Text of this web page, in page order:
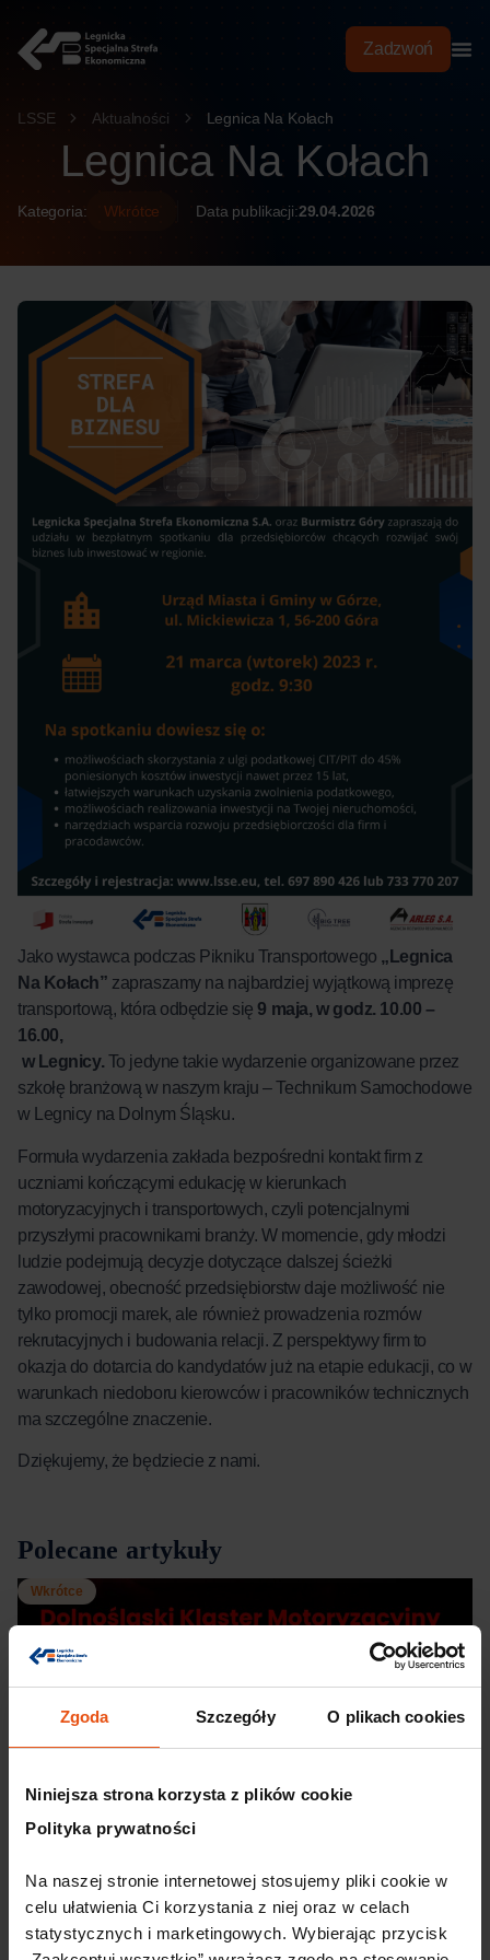
Zgoda Szczegóły O plikach cookies
Niniejsza strona korzysta z plików cookie
Polityka prywatności
Na naszej stronie internetowej stosujemy pliki cookie w
celu ułatwienia Ci korzystania z niej oraz w celach
statystycznych i marketingowych. Wybierając przycisk
treści
Zadzwoń
LSSE Aktualności Legnica Na Kołach
Legnica Na Kołach
Kategoria: Wkrótce Data publikacji:29.04.2026
Jako wystawca podczas Pikniku Transportowego „Legnica
Na Kołach” zapraszamy na najbardziej wyjątkową imprezę
transportową, która odbędzie się 9 maja, w godz. 10.00 –
16.00,
w Legnicy. To jedyne takie wydarzenie organizowane przez
szkołę branżową w naszym kraju – Technikum Samochodowe
w Legnicy na Dolnym Śląsku.
Formuła wydarzenia zakłada bezpośredni kontakt firm z
uczniami kończącymi edukację w kierunkach
motoryzacyjnych i transportowych, czyli potencjalnymi
przyszłymi pracownikami branży. W momencie, gdy młodzi
ludzie podejmują decyzje dotyczące dalszej ścieżki
zawodowej, obecność przedsiębiorstw daje możliwość nie
tylko promocji marek, ale również prowadzenia rozmów
rekrutacyjnych i budowania relacji. Z perspektywy firm to
okazja do dotarcia do kandydatów już na etapie edukacji, co w
warunkach niedoboru kierowców i pracowników technicznych
ma szczególne znaczenie.
Dziękujemy, że będziecie z nami.
Polecane artykuły
Wkrótce
Dolnośląski Klaster Motoryzacyjny
partnerem 12. edycji konferencji TOP
automotive 2026